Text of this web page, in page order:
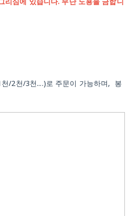
/2천/3천....)로 주문이 가능하며, 봉